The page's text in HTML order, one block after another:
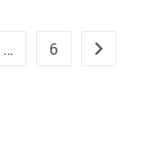
… 6 Aller à